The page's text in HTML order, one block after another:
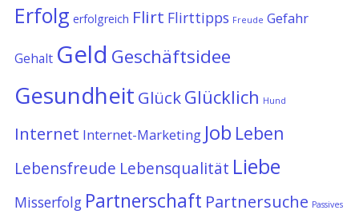
Erfolg erfolgreich Flirt Flirttipps Freude Gefahr
Gehalt Geld Geschäftsidee
Gesundheit GlückGlücklich Hund
Internet Internet-Marketing Job Leben
Lebensfreude Lebensqualität Liebe
Misserfolg Partnerschaft Partnersuche Passives